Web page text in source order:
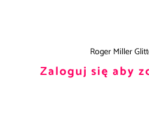
Roger Miller
Zaloguj się aby